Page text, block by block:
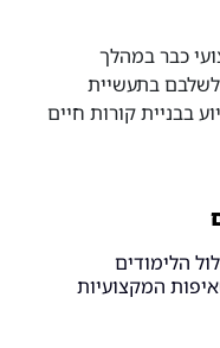
כבר במהלך
לשלבם בתעשיית
בבניית קורות חיים
הלימודים
המקצועיות